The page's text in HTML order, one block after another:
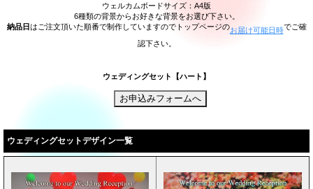
ウェルカムボードサイズ：A4版
6種類の背景からお好きな背景をお選び下さい。
納品日はご注文頂いた順番で制作していますのでトップページのお届け可能日時でご確
認下さい。
ウェディングセット【ハート】
ウェディングセットデザイン一覧